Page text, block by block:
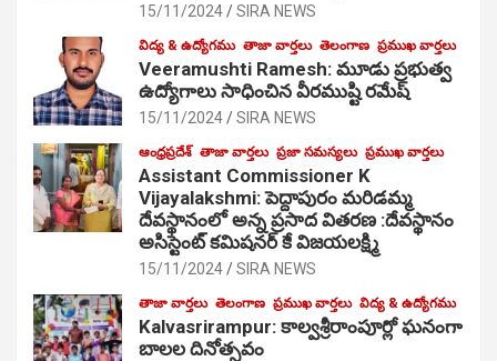
15/11/2024 SIRA NEWS
విద్య & ఉద్యోగము తాజా వార్తలు తెలంగాణ ప్రముఖ వార్తలు
Veeramushti Ramesh: మూడు ప్రభుత్వ
ఉద్యోగాలు సాధించిన వీరముష్టి రమేష్
15/11/2024 SIRA NEWS
ఆంధ్రప్రదేశ్ తాజా వార్తలు ప్రజా సమస్యలు ప్రముఖ వార్తలు
Assistant Commissioner K
Vijayalakshmi: పెద్దాపురం మరిడమ్మ
దేవస్థానంలో అన్న ప్రసాద వితరణ :దేవస్థానం
అసిస్టెంట్ కమిషనర్ కే విజయలక్ష్మి
15/11/2024 SIRA NEWS
తాజా వార్తలు తెలంగాణ ప్రముఖ వార్తలు విద్య & ఉద్యోగము
Kalvasrirampur: కాల్వశ్రీరాంపూర్లో ఘనంగా
బాలల దినోత్సవం